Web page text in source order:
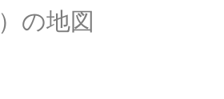
の地図